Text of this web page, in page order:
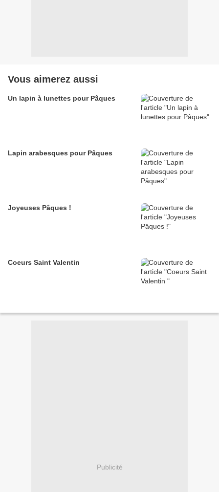
Vous aimerez aussi
Un lapin à lunettes pour Pâques
Lapin arabesques pour Pâques
Joyeuses Pâques !
Coeurs Saint Valentin
Publicité